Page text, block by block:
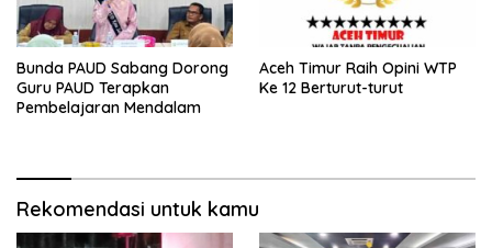
Bunda PAUD Sabang Dorong
Guru PAUD Terapkan
Pembelajaran Mendalam
Aceh Timur Raih Opini WTP
Ke 12 Berturut-turut
Rekomendasi untuk kamu